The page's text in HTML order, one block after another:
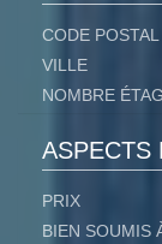
CODE POSTAL
VILLE
NOMBRE
ASPECTS
PRIX
BIEN SOUMIS